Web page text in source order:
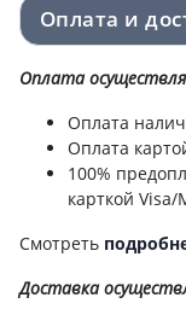
ЛИЗИНОПРИЛ-
20МГ №60
Лизиноприл-
Лизиноприл-
Лизиноприл-Тева
Оплата и
Оплата
Оплата
Оплата
100%
карткой
Смотреть
Доставка